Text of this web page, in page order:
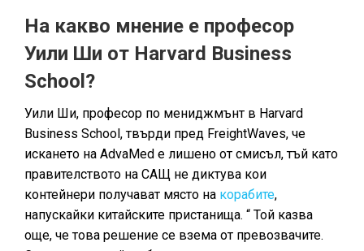
На какво мнение е професор
Уили Ши от Harvard Business
School?
Уили Ши, професор по мениджмънт в Harvard
Business School, твърди пред FreightWaves, че
искането на AdvaMed е лишено от смисъл, тъй като
правителството на САЩ не диктува кои
контейнери получават място на корабите,
напускайки китайските пристанища. “ Той казва
още, че това решение се взема от превозвачите.